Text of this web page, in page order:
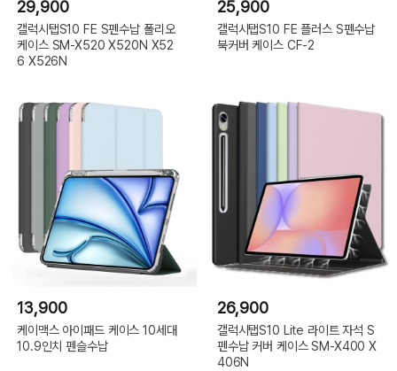
29,900
갤럭시탭S10 FE S펜수납 폴리오
케이스 SM-X520 X520N X52
6 X526N
25,900
갤럭시탭S10 FE 플러스 S펜수납
북커버 케이스 CF-2
13,900
케이맥스 아이패드 케이스 10세대
10.9인치 펜슬수납
26,900
갤럭시탭S10 Lite 라이트 자석 S
펜수납 커버 케이스 SM-X400 X
406N